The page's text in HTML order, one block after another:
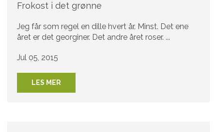
Frokost i det grønne
Jeg får som regel en dille hvert år. Minst. Det ene
året er det georginer. Det andre året roser. ...
Jul 05, 2015
LES MER